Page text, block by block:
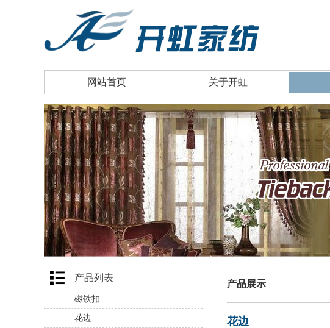
网站首页 关于开虹
产品列表
磁铁扣
花边
产品展示
花边